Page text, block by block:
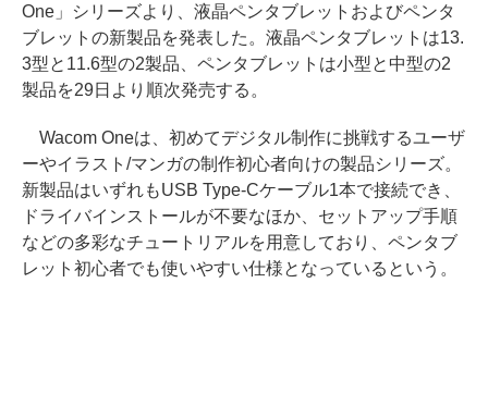
One」シリーズより、液晶ペンタブレットおよびペンタ
ブレットの新製品を発表した。液晶ペンタブレットは13.
3型と11.6型の2製品、ペンタブレットは小型と中型の2
製品を29日より順次発売する。
Wacom Oneは、初めてデジタル制作に挑戦するユーザ
ーやイラスト/マンガの制作初心者向けの製品シリーズ。
新製品はいずれもUSB Type-Cケーブル1本で接続でき、
ドライバインストールが不要なほか、セットアップ手順
などの多彩なチュートリアルを用意しており、ペンタブ
レット初心者でも使いやすい仕様となっているという。